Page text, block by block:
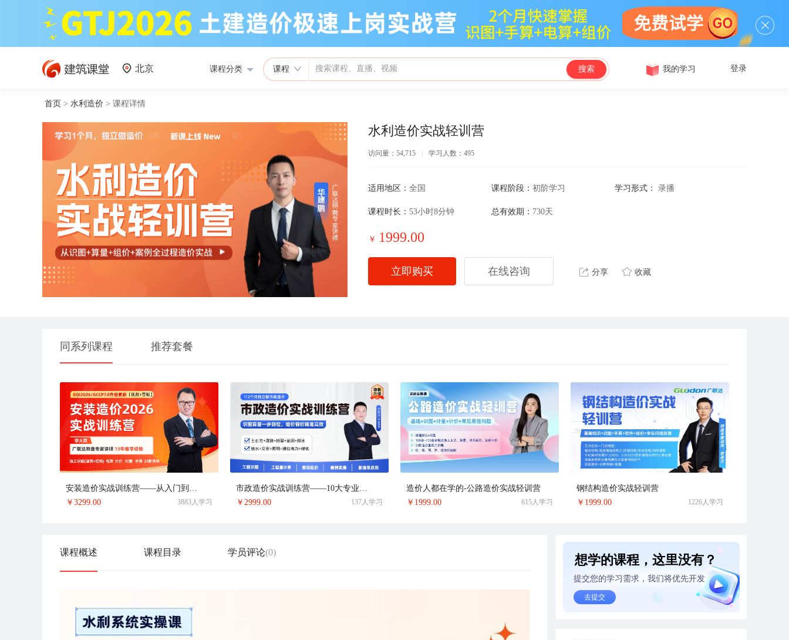
北京 课程分类 课程 搜索 我的学习 登录
首页 > 水利造价 > 课程详情
水利造价实战轻训营
访问量：54,715 学习人数：495
适用地区： 全国 课程阶段： 初阶学习 学习形式： 录播
课程时长： 53小时8分钟 总有效期： 730天
￥ 1999.00
立即购买 在线咨询 分享 收藏
同系列课程 推荐套餐
安装造价实战训练营——从入门到提升
￥ 3299.00 3883人学习
市政造价实战训练营——10大专业+新清单全面提升
￥ 2999.00 137人学习
造价人都在学的-公路造价实战轻训营
￥ 1999.00 615人学习
钢结构造价实战轻训营
￥ 1999.00 1226人学习
课程概述 课程目录 学员评论(0)
想学的课程，这里没有？
提交您的学习需求，我们将优先开发
去提交